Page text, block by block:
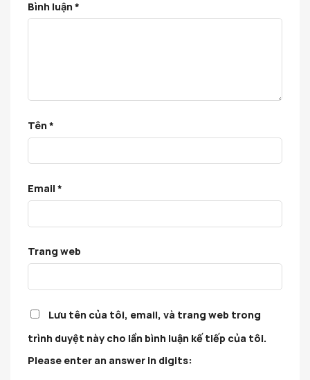
Bình luận *
Tên *
Email *
Trang web
Lưu tên của tôi, email, và trang web trong
trình duyệt này cho lần bình luận kế tiếp của tôi.
Please enter an answer in digits: